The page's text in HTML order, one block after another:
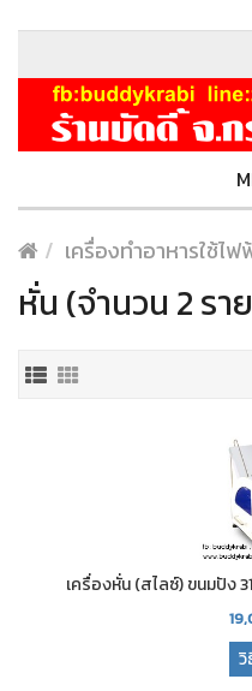
เครื่องทำอาหารใช้ไฟ
หั่น (จำนวน 2 รา
เครื่องหั่น (สไลซ์) ขนมปัง